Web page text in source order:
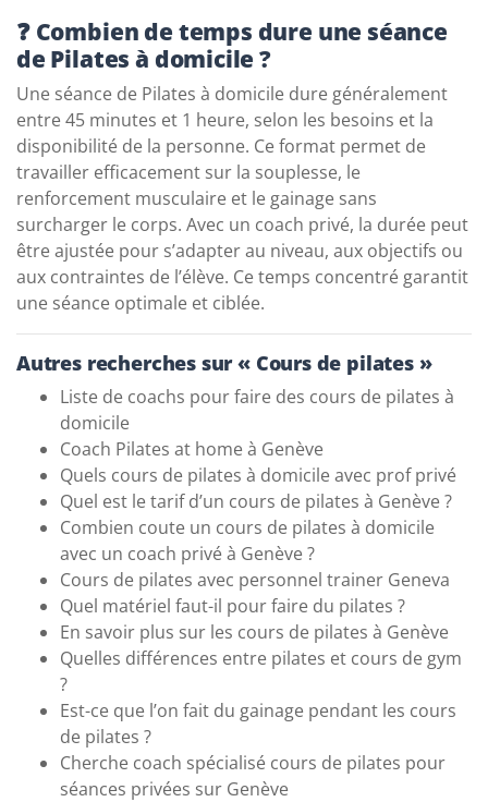
❓ Combien de temps dure une séance
de Pilates à domicile ?
Une séance de Pilates à domicile dure généralement
entre 45 minutes et 1 heure, selon les besoins et la
disponibilité de la personne. Ce format permet de
travailler efficacement sur la souplesse, le
renforcement musculaire et le gainage sans
surcharger le corps. Avec un coach privé, la durée peut
être ajustée pour s’adapter au niveau, aux objectifs ou
aux contraintes de l’élève. Ce temps concentré garantit
une séance optimale et ciblée.
Autres recherches sur « Cours de pilates »
Liste de coachs pour faire des cours de pilates à
domicile
Coach Pilates at home à Genève
Quels cours de pilates à domicile avec prof privé
Quel est le tarif d’un cours de pilates à Genève ?
Combien coute un cours de pilates à domicile
avec un coach privé à Genève ?
Cours de pilates avec personnel trainer Geneva
Quel matériel faut-il pour faire du pilates ?
En savoir plus sur les cours de pilates à Genève
Quelles différences entre pilates et cours de gym
?
Est-ce que l’on fait du gainage pendant les cours
de pilates ?
Cherche coach spécialisé cours de pilates pour
séances privées sur Genève